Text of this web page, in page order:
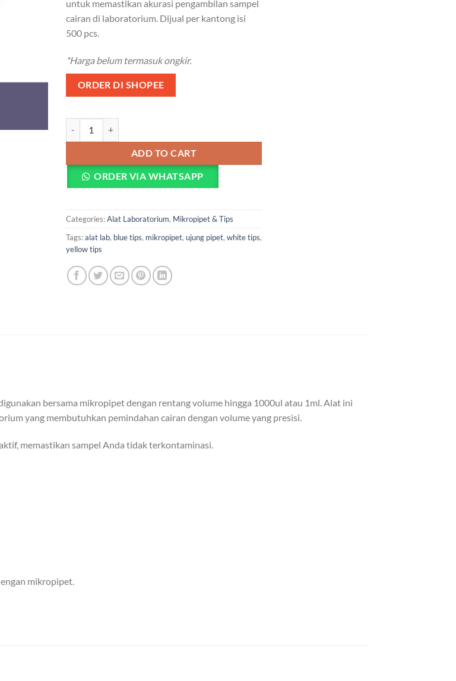
untuk memastikan akurasi pengambilan sampel
cairan di laboratorium. Dijual per kantong isi
500 pcs.
*Harga belum termasuk ongkir.
ORDER DI SHOPEE
ADD TO CART
ORDER VIA WHATSAPP
Categories:Alat Laboratorium, Mikropipet & Tips
Tags:alat lab, blue tips, mikropipet, ujung pipet, white tips,
yellow tips
bersama mikropipet dengan rentang volume hingga 1000ul atau 1ml. Alat ini
yang membutuhkan pemindahan cairan dengan volume yang presisi.
memastikan sampel Anda tidak terkontaminasi.
mikropipet.